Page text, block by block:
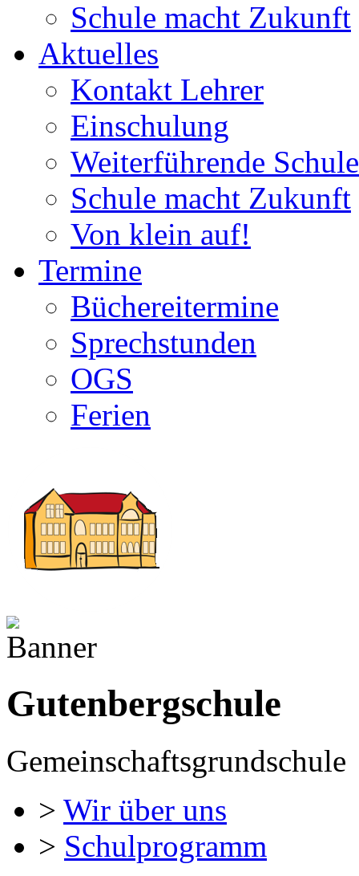
Schule macht Zukunft
Aktuelles
Kontakt Lehrer
Einschulung
Weiterführende Schule
Schule macht Zukunft
Von klein auf!
Termine
Büchereitermine
Sprechstunden
OGS
Ferien
Gutenbergschule
Gemeinschaftsgrundschule
> Wir über uns
> Schulprogramm